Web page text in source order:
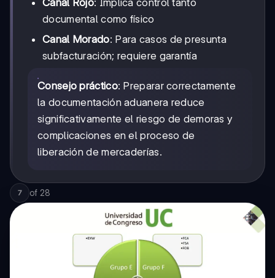
Canal Rojo: Implica control tanto
documental como físico
Canal Morado: Para casos de presunta
subfacturación; requiere garantía
Consejo práctico: Preparar correctamente
la documentación aduanera reduce
significativamente el riesgo de demoras y
complicaciones en el proceso de
liberación de mercaderías.
7 of 28